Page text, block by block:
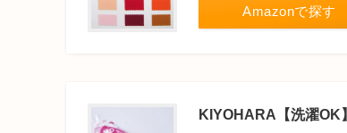
Amazonで探す
KIYOHARA【洗濯